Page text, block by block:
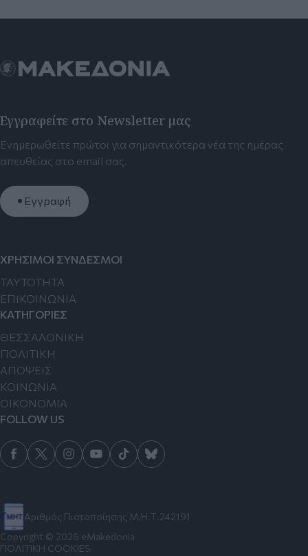
Εγγραφείτε στο Newsletter μας
Ενημερωθείτε πρώτοι για σημαντικότερα νέα της ημέρας
απευθείας στο email σας.
Εγγραφή
Αριθμός Πιστοποίησης Μ.Η.Τ.242191
ΧΡΗΣΙΜΟΙ ΣΥΝΔΕΣΜΟΙ
TAYTOTHTA
ΕΠΙΚΟΙΝΩΝΙΑ
ΚΑΤΗΓΟΡΙΕΣ
ΘΕΣΣΑΛΟΝΙΚΗ
ΠΟΛΙΤΙΚΗ
ΑΠΟΨΕΙΣ
ΚΟΙΝΩΝΙΑ
ΟΙΚΟΝΟΜΙΑ
FOLLOW US
Copyright © 2026 eMakedonia
ΠΟΛΙΤΙΚΗ COOKIES